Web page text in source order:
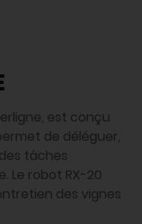
est conçu
de déléguer,
tâches
Le robot RX-20
des vignes